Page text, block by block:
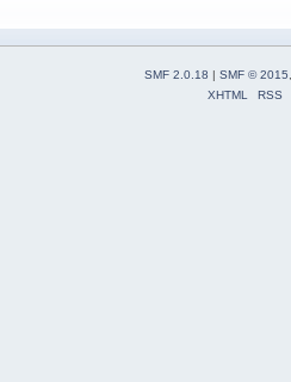
SMF 2.0.18 | SMF © 2015
XHTML
RSS